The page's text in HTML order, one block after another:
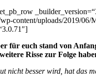
content/uploads/2019/
für euch stand von
Risse zur Folge
nicht besser wird, hat das